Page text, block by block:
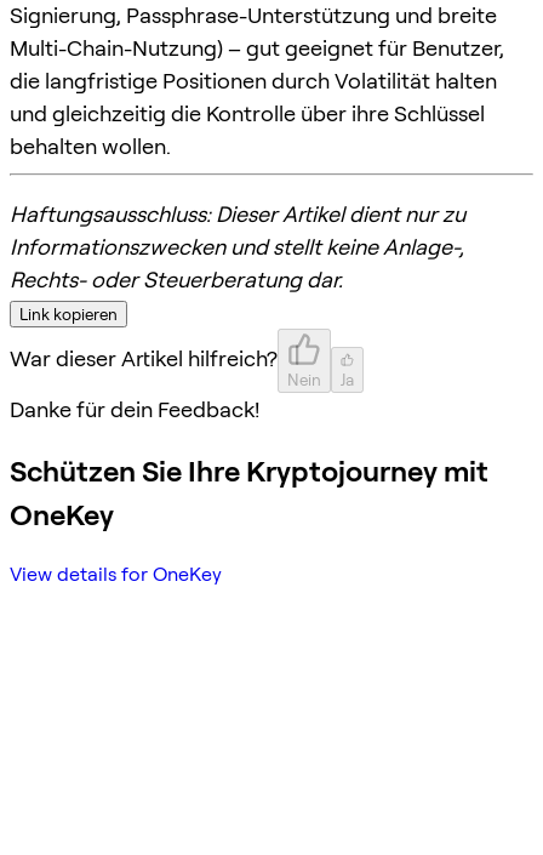
Signierung, Passphrase-Unterstützung und breite
Multi-Chain-Nutzung) – gut geeignet für Benutzer,
die langfristige Positionen durch Volatilität halten
und gleichzeitig die Kontrolle über ihre Schlüssel
behalten wollen.
Haftungsausschluss: Dieser Artikel dient nur zu
Informationszwecken und stellt keine Anlage-,
Rechts- oder Steuerberatung dar.
Link kopieren
War dieser Artikel hilfreich?
Nein Ja
Danke für dein Feedback!
Schützen Sie Ihre Kryptojourney mit
OneKey
View details for OneKey